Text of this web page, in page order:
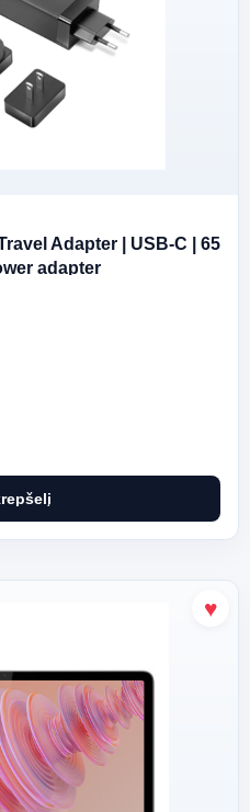
Adapter | USB-C | 65
adapter